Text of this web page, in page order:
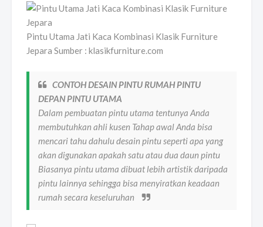
Pintu Utama Jati Kaca Kombinasi Klasik Furniture
Jepara Sumber : klasikfurniture.com
CONTOH DESAIN PINTU RUMAH PINTU
DEPAN PINTU UTAMA
Dalam pembuatan pintu utama tentunya Anda
membutuhkan ahli kusen Tahap awal Anda bisa
mencari tahu dahulu desain pintu seperti apa yang
akan digunakan apakah satu atau dua daun pintu
Biasanya pintu utama dibuat lebih artistik daripada
pintu lainnya sehingga bisa menyiratkan keadaan
rumah secara keseluruhan